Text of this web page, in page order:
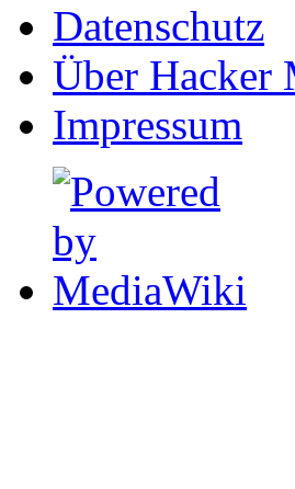
Datenschutz
Über Hacker
Impressum